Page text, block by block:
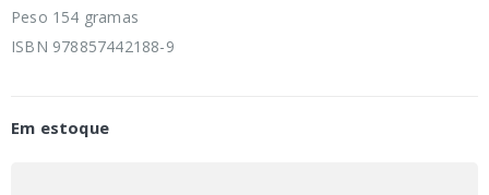
Peso 154 gramas
ISBN 978857442188-9
Em estoque